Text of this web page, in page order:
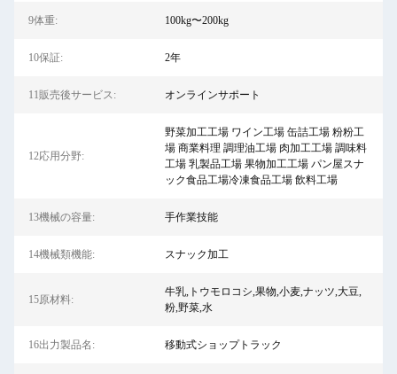
9体重: 100kg〜200kg
10保証: 2年
11販売後サービス: オンラインサポート
12応用分野:
野菜加工工場 ワイン工場 缶詰工場 粉粉工
場 商業料理 調理油工場 肉加工工場 調味料
工場 乳製品工場 果物加工工場 パン屋スナ
ック食品工場冷凍食品工場 飲料工場
13機械の容量: 手作業技能
14機械類機能: スナック加工
15原材料:
牛乳,トウモロコシ,果物,小麦,ナッツ,大豆,
粉,野菜,水
16出力製品名: 移動式ショップトラック